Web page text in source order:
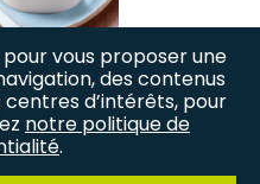
Miti
pour vous proposer une
des contenus
d’intérêts, pour
notre politique de
.